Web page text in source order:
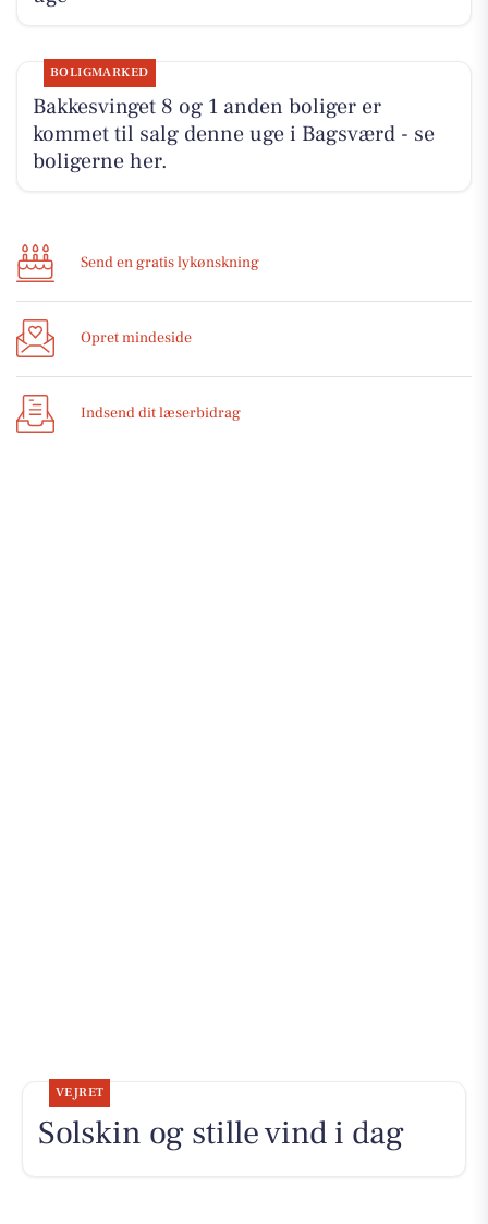
BOLIGMARKED
Bakkesvinget 8 og 1 anden boliger er
kommet til salg denne uge i Bagsværd - se
boligerne her.
Send en gratis lykønskning
Opret mindeside
Indsend dit læserbidrag
VEJRET
Solskin og stille vind i dag